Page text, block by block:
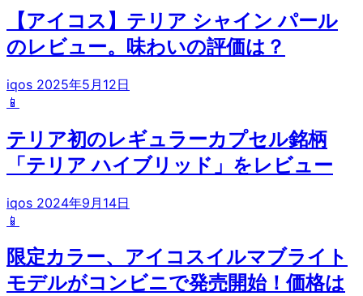
【アイコス】テリア シャイン パール
のレビュー。味わいの評価は？
iqos 2025年5月12日
📱
テリア初のレギュラーカプセル銘柄
「テリア ハイブリッド」をレビュー
iqos 2024年9月14日
📱
限定カラー、アイコスイルマブライト
モデルがコンビニで発売開始！価格は